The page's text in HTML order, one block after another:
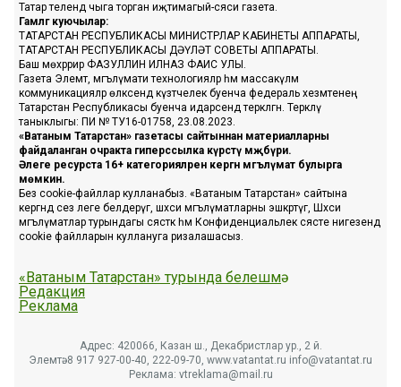
Татар телендә чыга торган иҗтимагый-сәяси газета.
Гамәлгә куючылар:
ТАТАРСТАН РЕСПУБЛИКАСЫ МИНИСТРЛАР КАБИНЕТЫ АППАРАТЫ,
ТАТАРСТАН РЕСПУБЛИКАСЫ ДӘҮЛӘТ СОВЕТЫ АППАРАТЫ.
Баш мөхәррир ФАЗУЛЛИН ИЛНАЗ ФАИС УЛЫ.
Газета Элемтә, мәгълүмати технологияләр һәм массакүләм
коммуникацияләр өлкәсендә күзәтчелек буенча федераль хезмәтенең
Татарстан Республикасы буенча идарәсендә теркәлгән. Теркәлү
таныклыгы: ПИ № ТУ16-01758, 23.08.2023.
«Ватаным Татарстан» газетасы сайтыннан материалларны
файдаланган очракта гиперссылка күрсәтү мәҗбүри.
Әлеге ресурста 16+ категорияләренә кергән мәгълүмат булырга
мөмкин.
Без cookie-файллар кулланабыз. «Ватаным Татарстан» сайтына
кергәндә сез әлеге белдерүгә, шәхси мәгълүматларны эшкәртүгә, Шәхси
мәгълүматлар турындагы сәясәткә һәм Конфиденциальлек сәясәте нигезендә
cookie файлларын куллануга ризалашасыз.
«Ватаным Татарстан» турында белешмә
Редакция
Реклама
Адрес: 420066, Казан ш., Декабристлар ур., 2 й.
Элемтә: 8 917 927-00-40, 222-09-70, www.vatantat.ru info@vatantat.ru
Реклама: vtreklama@mail.ru